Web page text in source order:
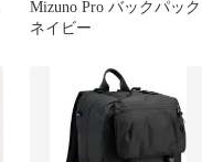
Mizuno Pro バックパック
ネイビー